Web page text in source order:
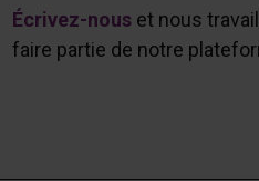
Écrivez-nouset nous
faire partie de notre